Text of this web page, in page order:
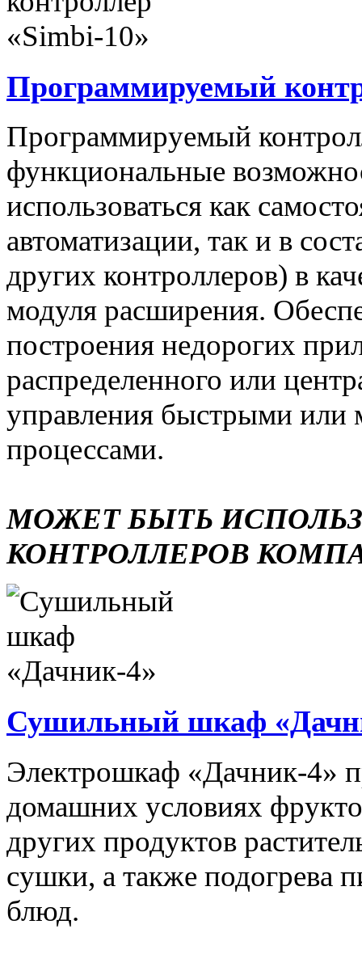
Программируемый
Программируемый
функциональные
использоваться как
автоматизации, так и в
других контроллеров) в
модуля расширения.
построения недорогих
распределенного или
управления быстрыми или
процессами.
МОЖЕТ БЫТЬ
КОНТРОЛЛЕРОВ
Сушильный шкаф
Электрошкаф «Дачник-4»
домашних условиях
других продуктов
сушки, а также подогрева
блюд.